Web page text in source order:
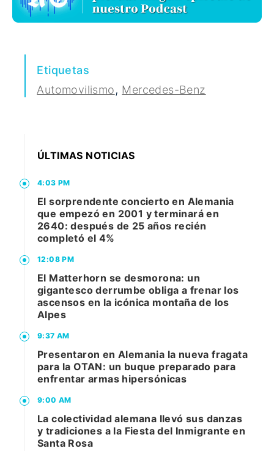
Etiquetas
Automovilismo, Mercedes-Benz
ÚLTIMAS NOTICIAS
4:03 PM
El sorprendente concierto en Alemania
que empezó en 2001 y terminará en
2640: después de 25 años recién
completó el 4%
12:08 PM
El Matterhorn se desmorona: un
gigantesco derrumbe obliga a frenar los
ascensos en la icónica montaña de los
Alpes
9:37 AM
Presentaron en Alemania la nueva fragata
para la OTAN: un buque preparado para
enfrentar armas hipersónicas
9:00 AM
La colectividad alemana llevó sus danzas
y tradiciones a la Fiesta del Inmigrante en
Santa Rosa